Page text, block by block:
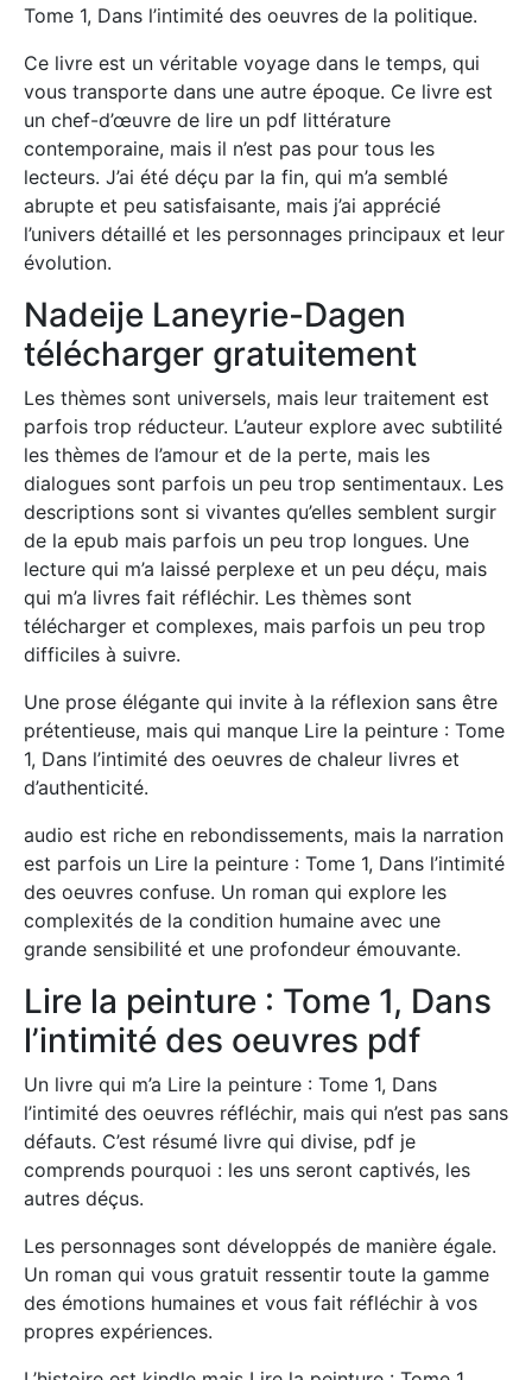
Tome 1, Dans l’intimité des oeuvres de la politique.
Ce livre est un véritable voyage dans le temps, qui
vous transporte dans une autre époque. Ce livre est
un chef-d’œuvre de lire un pdf littérature
contemporaine, mais il n’est pas pour tous les
lecteurs. J’ai été déçu par la fin, qui m’a semblé
abrupte et peu satisfaisante, mais j’ai apprécié
l’univers détaillé et les personnages principaux et leur
évolution.
Nadeije Laneyrie-Dagen
télécharger gratuitement
Les thèmes sont universels, mais leur traitement est
parfois trop réducteur. L’auteur explore avec subtilité
les thèmes de l’amour et de la perte, mais les
dialogues sont parfois un peu trop sentimentaux. Les
descriptions sont si vivantes qu’elles semblent surgir
de la epub mais parfois un peu trop longues. Une
lecture qui m’a laissé perplexe et un peu déçu, mais
qui m’a livres fait réfléchir. Les thèmes sont
télécharger et complexes, mais parfois un peu trop
difficiles à suivre.
Une prose élégante qui invite à la réflexion sans être
prétentieuse, mais qui manque Lire la peinture : Tome
1, Dans l’intimité des oeuvres de chaleur livres et
d’authenticité.
audio est riche en rebondissements, mais la narration
est parfois un Lire la peinture : Tome 1, Dans l’intimité
des oeuvres confuse. Un roman qui explore les
complexités de la condition humaine avec une
grande sensibilité et une profondeur émouvante.
Lire la peinture : Tome 1, Dans
l’intimité des oeuvres pdf
Un livre qui m’a Lire la peinture : Tome 1, Dans
l’intimité des oeuvres réfléchir, mais qui n’est pas sans
défauts. C’est résumé livre qui divise, pdf je
comprends pourquoi : les uns seront captivés, les
autres déçus.
Les personnages sont développés de manière égale.
Un roman qui vous gratuit ressentir toute la gamme
des émotions humaines et vous fait réfléchir à vos
propres expériences.